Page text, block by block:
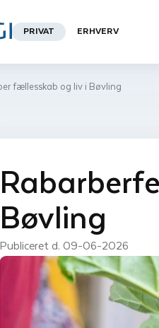
fællesskab og liv i Bøvling
PRIVAT ERHVERV
Bøvling
Publiceret d. 09-06-2026